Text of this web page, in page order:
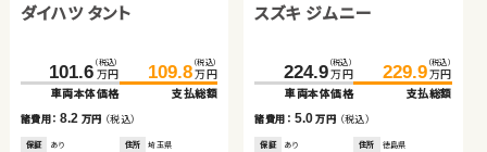
ダイハツ タント
101.6 （税込）
万円
車両本体価格
109.8 （税込）
万円
支払総額
諸費用：8.2 万円 （税込）
保証 あり 住所 埼玉県
スズキ ジムニー
224.9 （税込）
万円
車両本体価格
229.9 （税込）
万円
支払総額
諸費用： 5.0万円 （税込）
保証 あり 住所 徳島県
日産 セレナ
162.4万円
車両本体価格
トヨタ アルファード
565.7万円
車両本体価格
トヨタ ヴォクシー ダイハツ タント